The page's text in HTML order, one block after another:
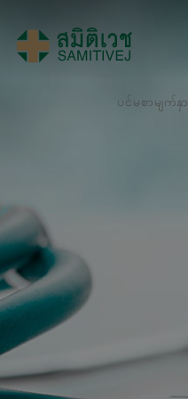
ပင်မစာမျက်နှာ